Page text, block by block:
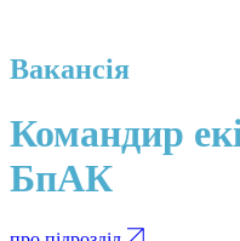
Вакансія
Командир
БпАК